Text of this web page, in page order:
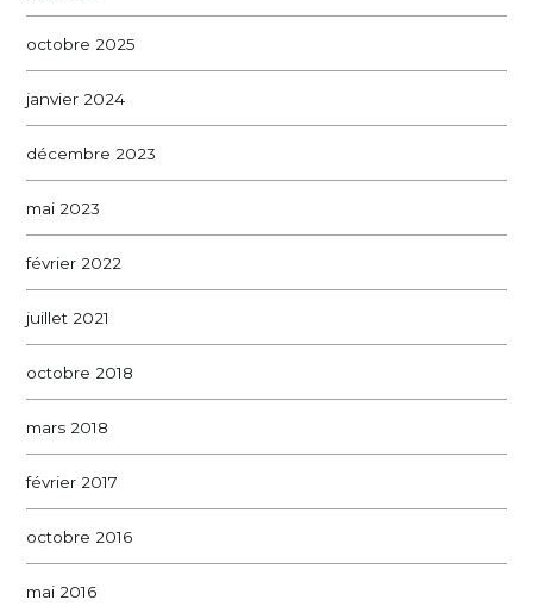
octobre 2025
janvier 2024
décembre 2023
mai 2023
février 2022
juillet 2021
octobre 2018
mars 2018
février 2017
octobre 2016
mai 2016